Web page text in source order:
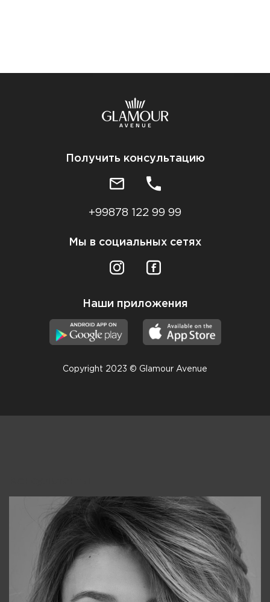
Получить консультацию
+99878 122 99 99
Мы в социальных сетях
Наши приложения
Copyright 2023 © Glamour Avenue